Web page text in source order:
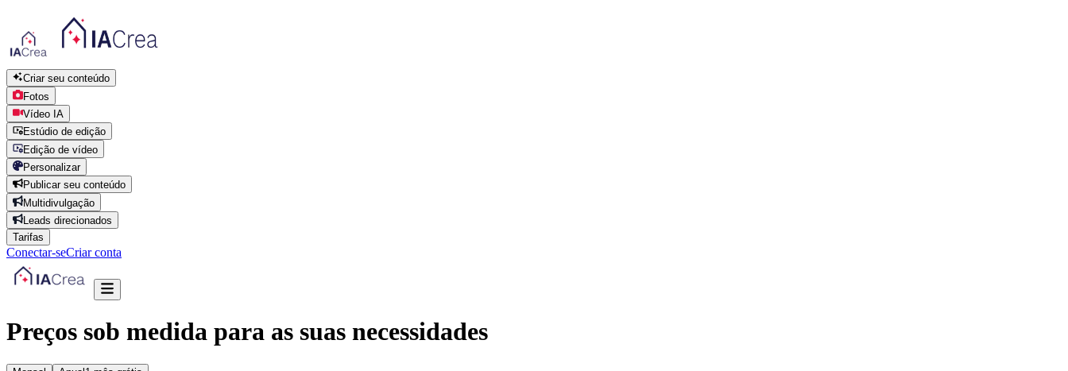
Criar seu conteúdo
Fotos
Vídeo IA
Estúdio de edição
Edição de vídeo
Personalizar
Publicar seu conteúdo
Multidivulgação
Leads direcionados
Tarifas
Conectar-seCriar conta
Preços sob medida para as suas necessidades